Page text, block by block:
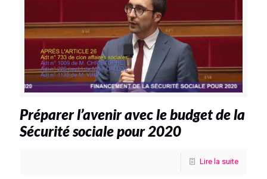
Préparer l’avenir avec le budget de la
Sécurité sociale pour 2020
Lire la suite